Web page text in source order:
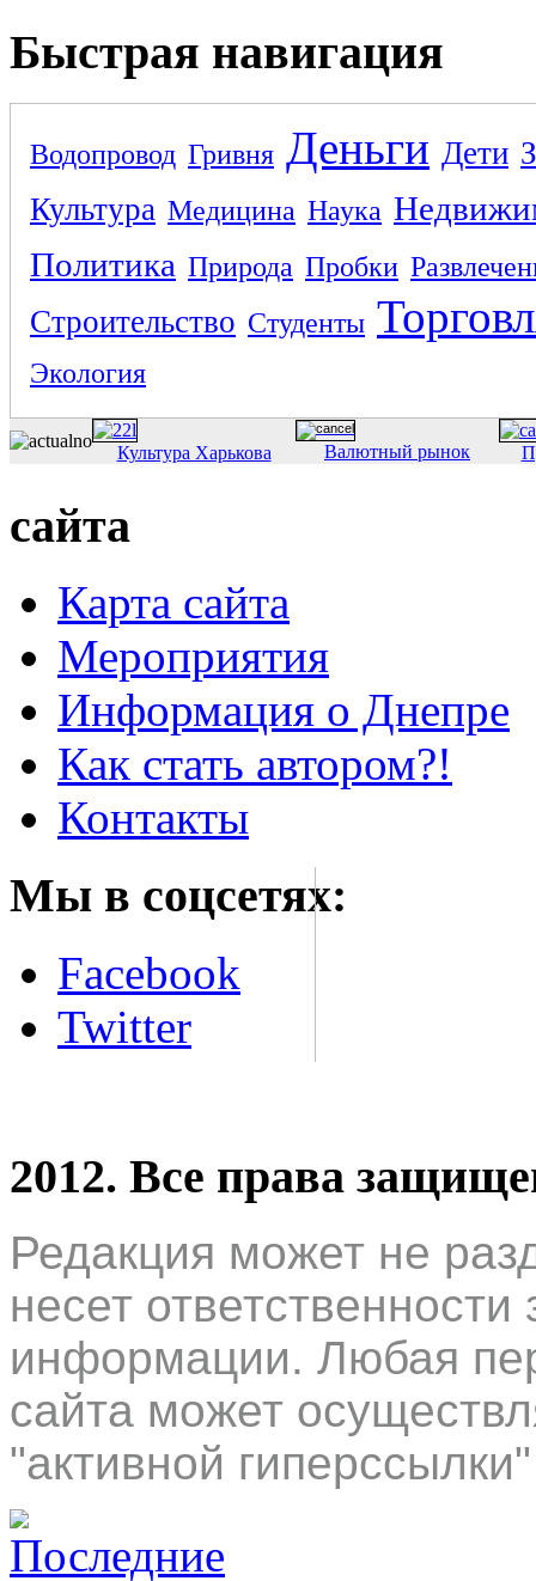
Быстрая навигация
Водопровод Гривня Деньги Дети
Культура Медицина Наука
Политика Природа Пробки
Строительство Студенты
Экология
Культура Харькова Валютный рынок
сайта
Карта сайта
Мероприятия
Информация о Днепре
Как стать автором?!
Контакты
Мы в соцсетях:
Facebook
Twitter
2012. Все права
Редакция может не
несет
информации. Любая
сайта может
"активной